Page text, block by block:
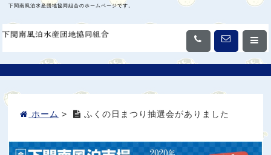
下関南風泊水産団地協同組合のホームページです。
ホーム > ふくの日まつり抽選会がありました